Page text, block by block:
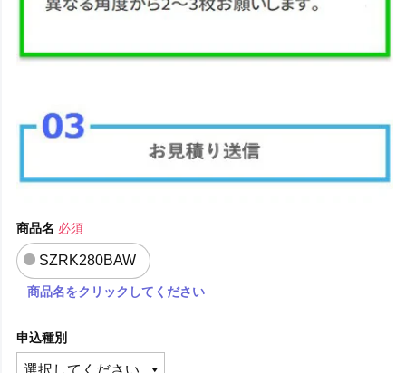
商品名 必須
SZRK280BAW
商品名をクリックしてください
申込種別